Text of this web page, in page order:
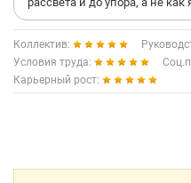
Коллектив:
Условия труда:
Карьерный рост: